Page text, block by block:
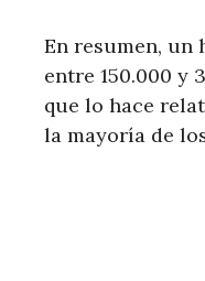
En resumen, un
entre 150.000 y
que lo hace
la mayoría de